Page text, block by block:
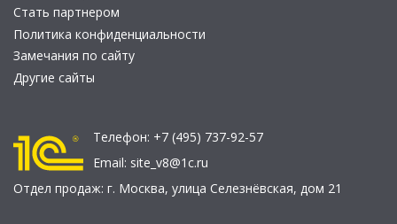
Стать партнером
Политика конфиденциальности
Замечания по сайту
Другие сайты
Телефон: +7 (495) 737-92-57
Email: site_v8@1c.ru
Отдел продаж: г. Москва, улица Селезнёвская, дом 21